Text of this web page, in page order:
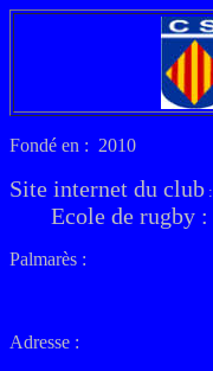
Fondé en : 2010
Site internet du club :
Ecole de rugby :
Palmarès :
Adresse :